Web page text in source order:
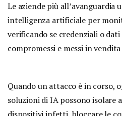
Le aziende più all’avanguardia
intelligenza artificiale per
verificando se credenziali o
compromessi e messi in vendita
Quando un attacco è in corso,
soluzioni di IA possono isolare